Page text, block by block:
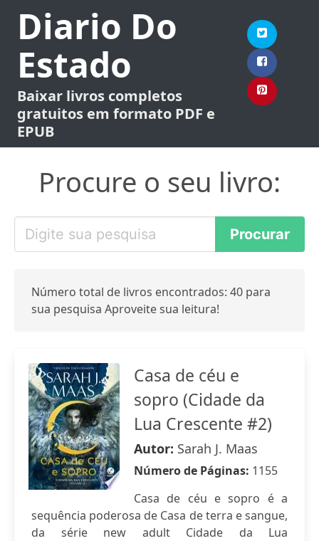
Diario Do
Estado
Baixar livros completos
gratuitos em formato PDF e
EPUB
Procure o seu livro:
Número total de livros encontrados: 40 para
sua pesquisa Aproveite sua leitura!
Casa de céu e
sopro (Cidade da
Lua Crescente #2)
Autor: Sarah J. Maas
Número de Páginas: 1155
Casa de céu e sopro é a
sequência poderosa de Casa de terra e sangue,
da série new adult Cidade da Lua